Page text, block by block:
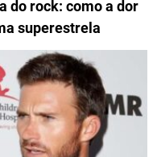
do rock: como a dor
superestrela